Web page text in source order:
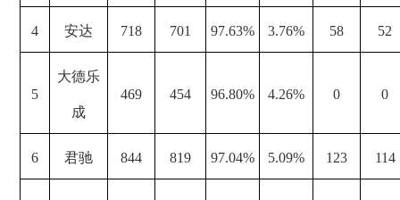
4 安达 718 701 97.63% 3.76% 58 52
5
大德乐
成
469 454 96.80% 4.26% 0 0
6 君驰 844 819 97.04% 5.09% 123 114